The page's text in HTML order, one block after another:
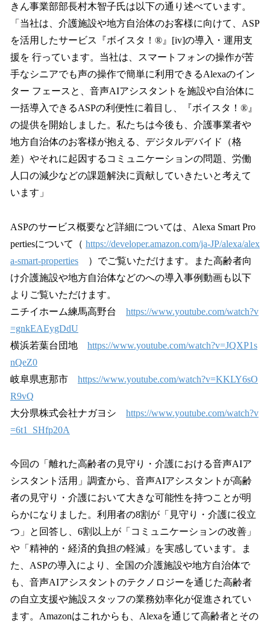
きん事業部部長村木智子氏は以下の通り述べています。
「当社は、介護施設や地方自治体のお客様に向けて、ASP
を活用したサービス『ボイスタ！®』[iv]の導入・運用支
援を 行っています。当社は、スマートフォンの操作が苦
手なシニアでも声の操作で簡単に利用できるAlexaのイン
ター フェースと、音声AIアシスタントを施設や自治体に
一括導入できるASPの利便性に着目し、『ボイスタ！®』
の提供を開始しました。私たちは今後も、介護事業者や
地方自治体のお客様が抱える、デジタルデバイド（格
差）やそれに起因するコミュニケーションの問題、労働
人口の減少などの課題解決に貢献していきたいと考えて
います」
ASPのサービス概要など詳細については、Alexa Smart Pro
pertiesについて（ https://developer.amazon.com/ja-JP/alexa/alex
a-smart-properties ）でご覧いただけます。また高齢者向
け介護施設や地方自治体などのへの導入事例動画も以下
よりご覧いただけます。
ニチイホーム練馬高野台 https://www.youtube.com/watch?v
=gnkEAEygDdU
横浜若葉台団地 https://www.youtube.com/watch?v=JQXP1s
nQeZ0
岐阜県恵那市 https://www.youtube.com/watch?v=KKLY6sO
R9vQ
大分県株式会社ナガヨシ https://www.youtube.com/watch?v
=6t1_SHfp20A
今回の「離れた高齢者の見守り・介護における音声AIア
シスタント活用」調査から、音声AIアシスタントが高齢
者の見守り・介護において大きな可能性を持つことが明
らかになりました。利用者の8割が「見守り・介護に役立
つ」と回答し、6割以上が「コミュニケーションの改善」
や「精神的・経済的負担の軽減」を実感しています。ま
た、ASPの導入により、全国の介護施設や地方自治体で
も、音声AIアシスタントのテクノロジーを通じた高齢者
の自立支援や施設スタッフの業務効率化が促進されてい
ます。Amazonはこれからも、Alexaを通じて高齢者とその